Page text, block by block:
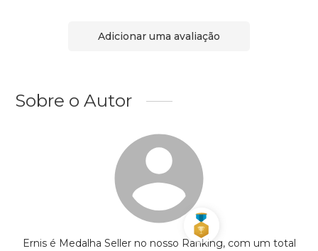
Adicionar uma avaliação
Sobre o Autor
Ernis é Medalha Seller no nosso Ranking, com um total